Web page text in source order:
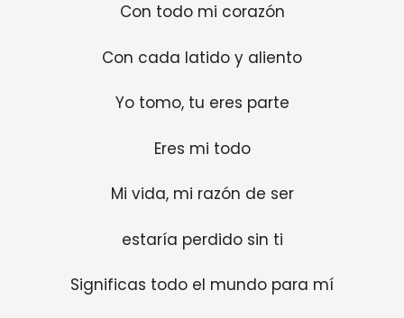
Con todo mi corazón
Con cada latido y aliento
Yo tomo, tu eres parte
Eres mi todo
Mi vida, mi razón de ser
estaría perdido sin ti
Significas todo el mundo para mí